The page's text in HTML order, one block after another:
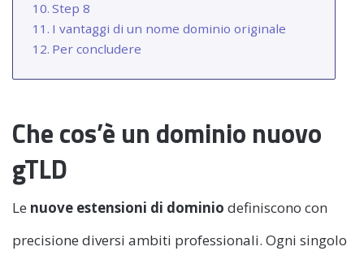
Step 8
I vantaggi di un nome dominio originale
Per concludere
Che cos’è un dominio nuovo
gTLD
Le nuove estensioni di dominio definiscono con
precisione diversi ambiti professionali. Ogni singolo